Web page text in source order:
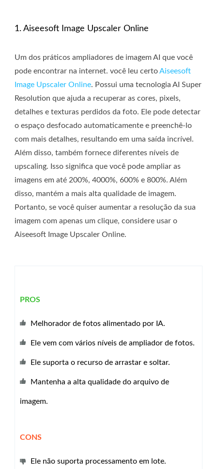
1. Aiseesoft Image Upscaler Online
Um dos práticos ampliadores de imagem AI que você
pode encontrar na internet. você leu certoAiseesoft
Image Upscaler Online. Possui uma tecnologia AI Super
Resolution que ajuda a recuperar as cores, pixels,
detalhes e texturas perdidos da foto. Ele pode detectar
o espaço desfocado automaticamente e preenchê-lo
com mais detalhes, resultando em uma saída incrível.
Além disso, também fornece diferentes níveis de
upscaling. Isso significa que você pode ampliar as
imagens em até 200%, 4000%, 600% e 800%. Além
disso, mantém a mais alta qualidade de imagem.
Portanto, se você quiser aumentar a resolução da sua
imagem com apenas um clique, considere usar o
Aiseesoft Image Upscaler Online.
PROS
Melhorador de fotos alimentado por IA.
Ele vem com vários níveis de ampliador de fotos.
Ele suporta o recurso de arrastar e soltar.
Mantenha a alta qualidade do arquivo de
imagem.
CONS
Ele não suporta processamento em lote.